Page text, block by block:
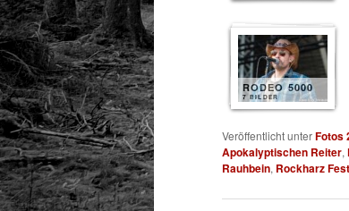
RODEO 5000
7 BILDER
Veröffentlicht unterFotos
Apokalyptischen Reiter,
Rauhbein, Rockharz